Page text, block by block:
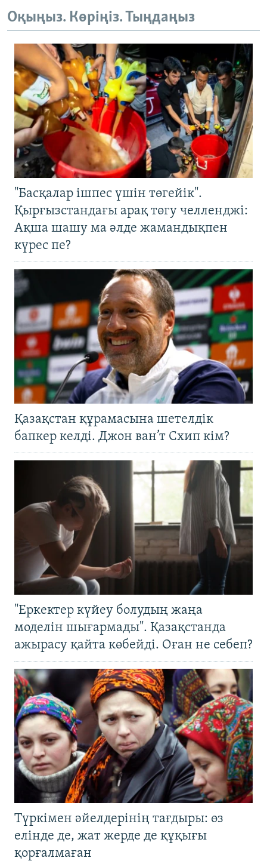
Оқыңыз. Көріңіз. Тыңдаңыз
"Басқалар ішпес үшін төгейік".
Қырғызстандағы арақ төгу челленджі:
Ақша шашу ма әлде жамандықпен
күрес пе?
Қазақстан құрамасына шетелдік
бапкер келді. Джон ван’т Схип кім?
"Еркектер күйеу болудың жаңа
моделін шығармады". Қазақстанда
ажырасу қайта көбейді. Оған не себеп?
Түркімен әйелдерінің тағдыры: өз
елінде де, жат жерде де құқығы
қорғалмаған